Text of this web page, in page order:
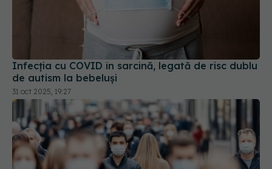
Infecția cu COVID în sarcină, legată de risc dublu
de autism la bebeluși
31 oct 2025, 19:27